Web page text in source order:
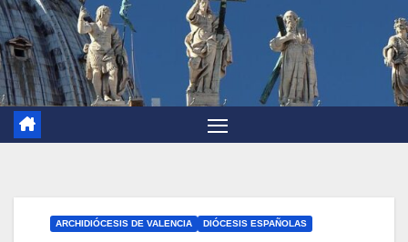
ARCHIDIÓCESIS DE VALENCIA DIÓCESIS ESPAÑOLAS